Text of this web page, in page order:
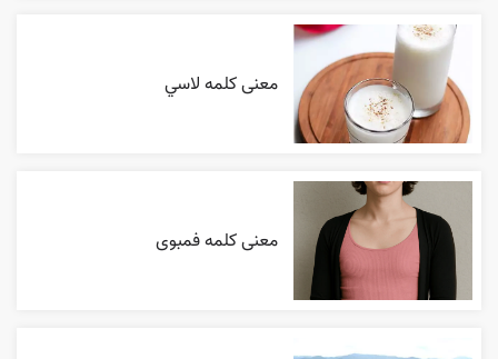
معنی کلمه لاسي
معنی کلمه فمبوی